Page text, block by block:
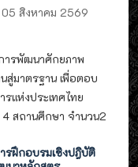
สิงหาคม 2569
ารพัฒนาศักยภาพ
สู่มาตรฐาน เพื่อตอบ
แห่งประเทศไทย
สถานศึกษา จำนวน2
รฝึกอบรมเชิงปฎิบัติ